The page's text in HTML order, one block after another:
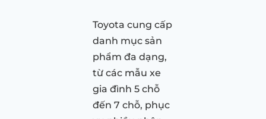
Toyota cung cấp
danh mục sản
phẩm đa dạng,
từ các mẫu xe
gia đình 5 chỗ
đến 7 chỗ, phục